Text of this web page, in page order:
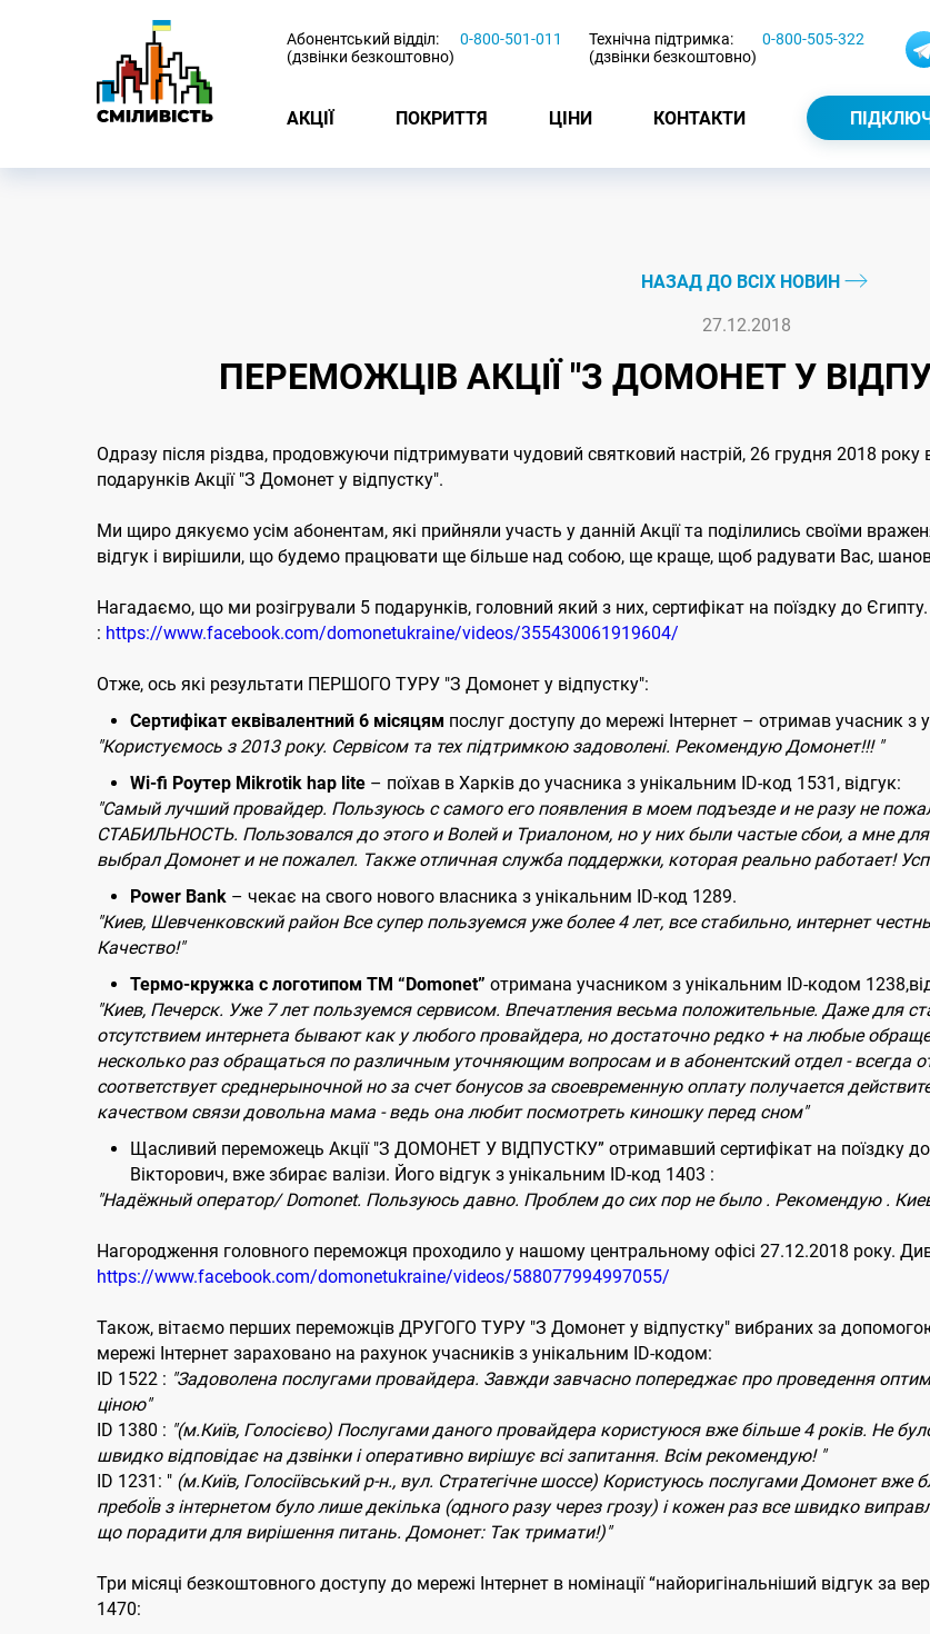
Абонентський відділ:
(дзвінки безкоштовно)
0-800-501-011
Технічна підтримка:
(дзвінки безкоштовно)
0-800-505-322
АКЦІЇ ПОКРИТТЯ ЦІНИ КОНТАКТИ
НАЗАД ДО ВСІХ НОВИН
27.12.2018
ПЕРЕМОЖЦІВ АКЦІЇ "З ДОМОНЕТ У
Одразу після різдва, продовжуючи підтримувати чудовий святковий настрій, 26 грудня 2018
подарунків Акції "З Домонет у відпустку".
Ми щиро дякуємо усім абонентам, які прийняли участь у данній Акції та поділились своїми
відгук і вирішили, що будемо працювати ще більше над собою, ще краще, щоб радувати Вас,
Нагадаємо, що ми розігрували 5 подарунків, головний який з них, сертифікат на поїздку до
: https://www.facebook.com/domonetukraine/videos/355430061919604/
Отже, ось які результати ПЕРШОГО ТУРУ "З Домонет у відпустку":
Сертифікат еквівалентний 6 місяцям послуг доступу до мережі Інтернет – отримав учасник з
"Користуємось з 2013 року. Сервісом та тех підтримкою задоволені. Рекомендую Домонет!!! "
Wi-fi Роутер Mikrotik hap lite – поїхав в Харків до учасника з унікальним ID-код 1531, відгук:
"Самый лучший провайдер. Пользуюсь с самого его появления в моем подъезде и не разу не
СТАБИЛЬНОСТЬ. Пользовался до этого и Волей и Триалоном, но у них были частые сбои, а мне
выбрал Домонет и не пожалел. Также отличная служба поддержки, которая реально работает!
Power Bank – чекає на свого нового власника з унікальним ID-код 1289.
"Киев, Шевченковский район Все супер пользуемся уже более 4 лет, все стабильно, интернет
Качество!"
Термо-кружка с логотипом ТМ “Domonet” отримана учасником з унікальним ID-кодом
"Киев, Печерск. Уже 7 лет пользуемся сервисом. Впечатления весьма положительные. Даже для
отсутствием интернета бывают как у любого провайдера, но достаточно редко + на любые
несколько раз обращаться по различным уточняющим вопросам и в абонентский отдел - всегда
соответствует среднерыночной но за счет бонусов за своевременную оплату получается
качеством связи довольна мама - ведь она любит посмотреть киношку перед сном"
Щасливий переможець Акції "З ДОМОНЕТ У ВІДПУСТКУ” отримавший сертифікат на поїздку до
Вікторович, вже збирає валізи. Його відгук з унікальним ID-код 1403 :
"Надёжный оператор/ Domonet. Пользуюсь давно. Проблем до сих пор не было . Рекомендую .
Нагородження головного переможця проходило у нашому центральному офісі 27.12.2018 року.
https://www.facebook.com/domonetukraine/videos/588077994997055/
Також, вітаємо перших переможців ДРУГОГО ТУРУ "З Домонет у відпустку" вибраних за
мережі Інтернет зараховано на рахунок учасників з унікальним ID-кодом:
ID 1522 : "Задоволена послугами провайдера. Завжди завчасно попереджає про проведення
ціною"
ID 1380 : "(м.Київ, Голосієво) Послугами даного провайдера користуюся вже більше 4 років. Не
швидко відповідає на дзвінки і оперативно вирішує всі запитання. Всім рекомендую! "
ID 1231: " (м.Київ, Голосіївський р-н., вул. Стратегічне шоссе) Користуюсь послугами Домонет вже
пребоЇв з інтернетом було лише декілька (одного разу через грозу) і кожен раз все швидко
що порадити для вирішення питань. Домонет: Так тримати!)"
Три місяці безкоштовного доступу до мережі Інтернет в номінації “найоригінальніший відгук за
1470: